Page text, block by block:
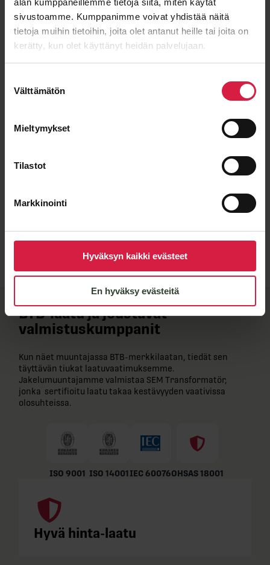
alan kumppaneillemme tietoja siitä, miten käytät
sivustoamme. Kumppanimme voivat yhdistää näitä
tietoja muihin tietoihin, joita olet antanut heille tai joita on
kerätty, kun olet käyttänyt heidän palvelujaan.
valinta
Välttämätön
Mieltymykset
Tilastot
Markkinointi
Hyväksyn kaikki evästeet
En hyväksy evästeitä
Viesti
Lähetä viesti
BTB-​laatu ja joustavat
valmistuskumppanit
Kun näet muuntajassa BTB-​merkkilaatan, tiedät sen
täyttävän tiukat laatuvaatimuksemme.
Jakelumuuntajamme valmistaa SEM Transformatör,
jonka sertifioitu laatu takaa kestävyyden vaativissa
olosuhteissa.
ISO 9001 ISO 14001IEC 60076OHSAS 18001
Hyvä hinta-laatu